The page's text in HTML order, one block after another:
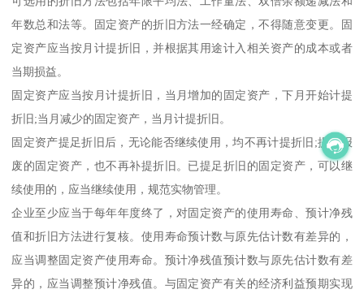
年数总和法等。固定资产的折旧方法一经确定，不得随意变更。固
定资产应当按月计提折旧，并根据其用途计入相关资产的成本或者
当期损益。
固定资产应当按月计提折旧，当月增加的固定资产，下月开始计提
折旧;当月减少的固定资产，当月计提折旧。
固定资产提足折旧后，无论能否继续使用，均不再计提折旧;提前报
废的固定资产，也不再补提折旧。已提足折旧的固定资产，可以继
续使用的，应当继续使用，规范实物管理。
企业至少应当于每年年度终了，对固定资产的使用寿命、预计净残
值和折旧方法进行复核。使用寿命预计数与原先估计数有差异的，
应当调整固定资产使用寿命。预计净残值预计数与原先估计数有差
异的，应当调整预计净残值。与固定资产有关的经济利益预期实现